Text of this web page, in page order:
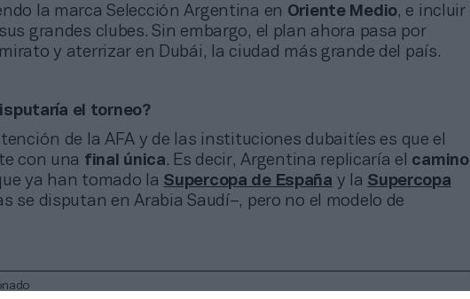
la marca Selección Argentina en Oriente Medio, e incluir
grandes clubes. Sin embargo, el plan ahora pasa por
y aterrizar en Dubái, la ciudad más grande del país.
el torneo?
de la AFA y de las instituciones dubaitíes es que el
con una final única. Es decir, Argentina replicaría el camino
ya han tomado la Supercopa de España y la Supercopa
se disputan en Arabia Saudí–, pero no el modelo de